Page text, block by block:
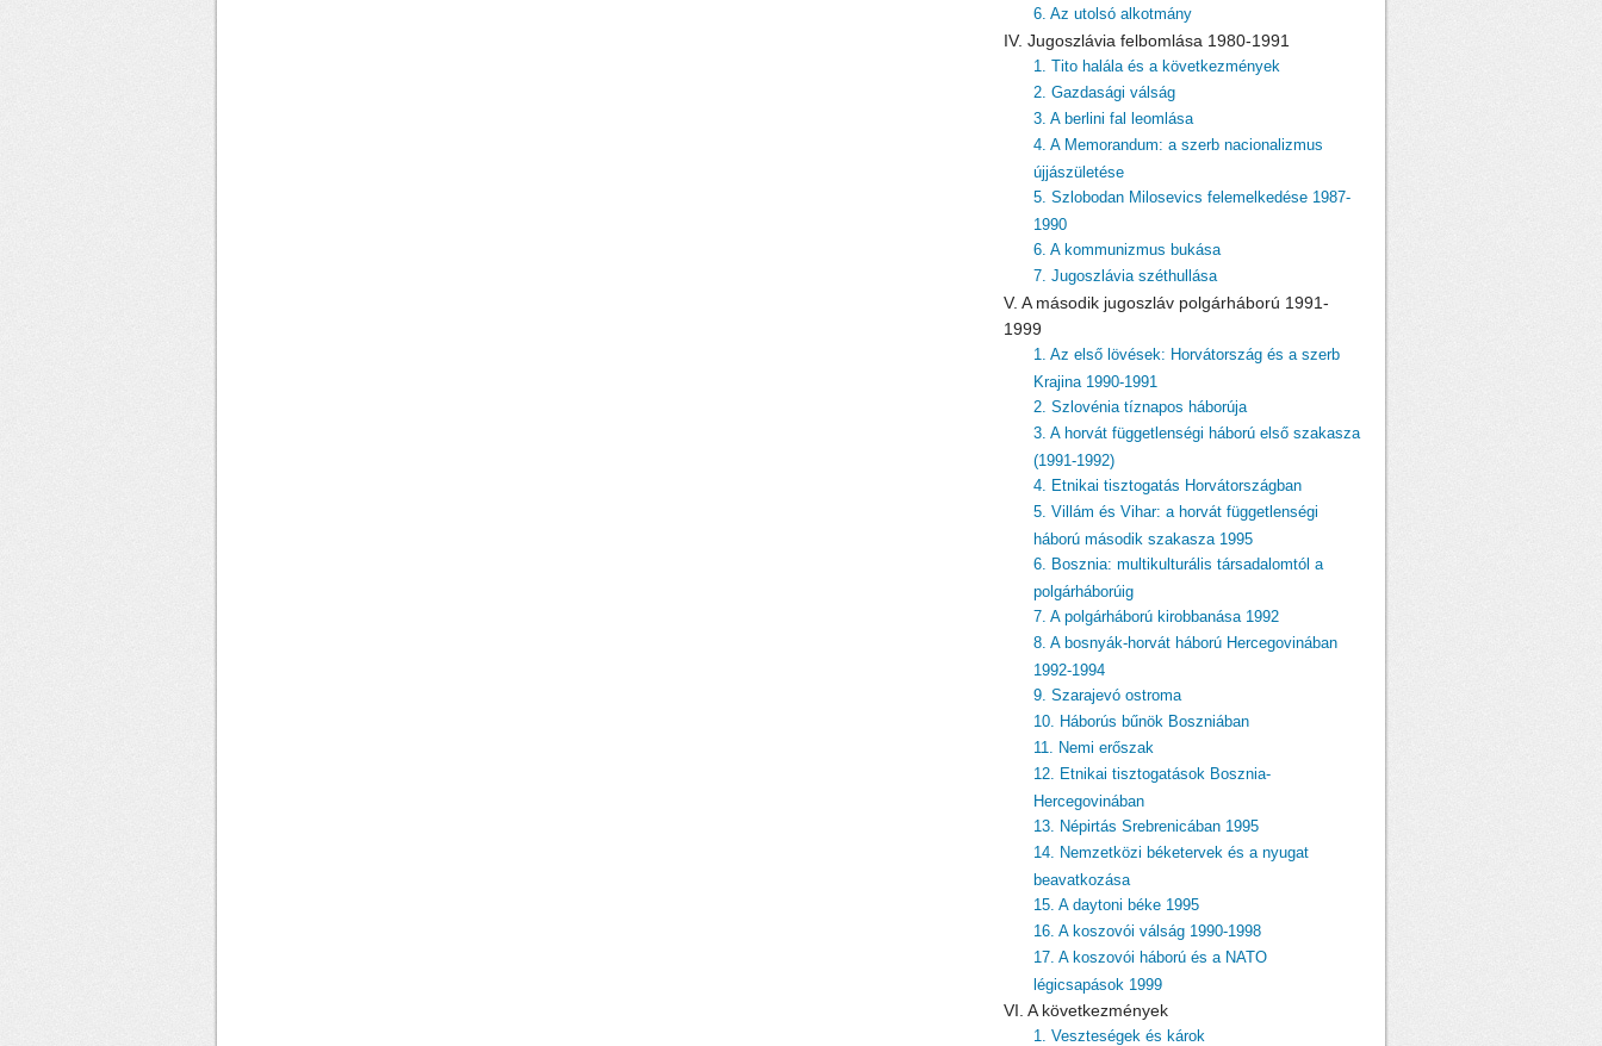
6. Az utolsó alkotmány
IV. Jugoszlávia felbomlása 1980-1991
1. Tito halála és a következmények
2. Gazdasági válság
3. A berlini fal leomlása
4. A Memorandum: a szerb nacionalizmus
újjászületése
5. Szlobodan Milosevics felemelkedése 1987-
1990
6. A kommunizmus bukása
7. Jugoszlávia széthullása
V. A második jugoszláv polgárháború 1991-
1999
1. Az első lövések: Horvátország és a szerb
Krajina 1990-1991
2. Szlovénia tíznapos háborúja
3. A horvát függetlenségi háború első szakasza
(1991-1992)
4. Etnikai tisztogatás Horvátországban
5. Villám és Vihar: a horvát függetlenségi
háború második szakasza 1995
6. Bosznia: multikulturális társadalomtól a
polgárháborúig
7. A polgárháború kirobbanása 1992
8. A bosnyák-horvát háború Hercegovinában
1992-1994
9. Szarajevó ostroma
10. Háborús bűnök Boszniában
11. Nemi erőszak
12. Etnikai tisztogatások Bosznia-
Hercegovinában
13. Népirtás Srebrenicában 1995
14. Nemzetközi béketervek és a nyugat
beavatkozása
15. A daytoni béke 1995
16. A koszovói válság 1990-1998
17. A koszovói háború és a NATO
légicsapások 1999
VI. A következmények
1. Veszteségek és károk